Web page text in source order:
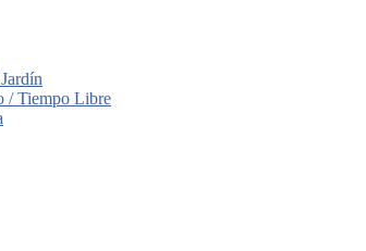
/ Tiempo Libre